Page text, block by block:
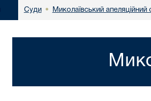
Суди • Миколаївський апеляційний